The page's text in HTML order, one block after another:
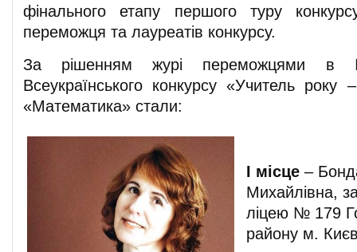
фінального етапу першого туру
переможця та лауреатів конкурсу.
За рішенням журі переможцями в І
Всеукраїнського конкурсу «Учитель року
«Математика» стали:
І місце –
Михайлівна,
ліцею № 179
району м.